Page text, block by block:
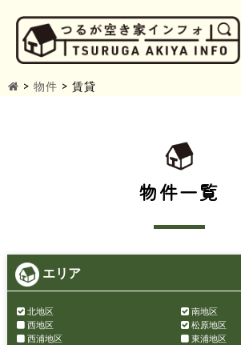
> 物件 > 賃貸
物件一覧
エリア
北地区
南地区
西地区
松原地区
西浦地区
東浦地区